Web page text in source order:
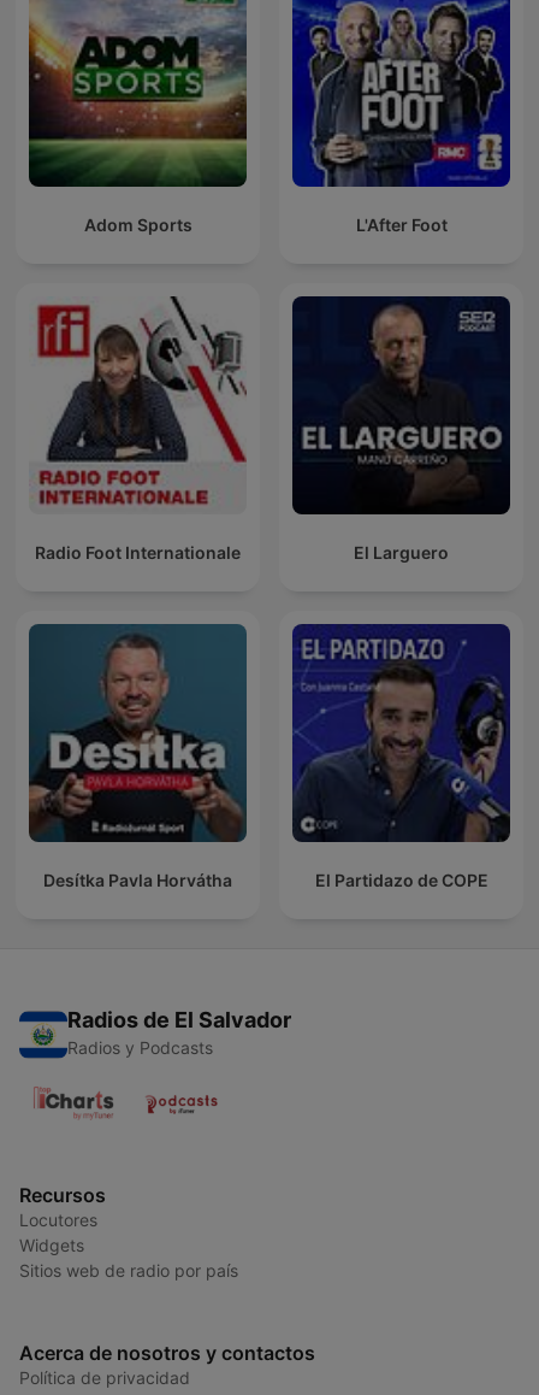
Adom Sports L'After Foot
Radio Foot Internationale El Larguero
Desítka Pavla Horvátha El Partidazo de COPE
Radios de El Salvador
Radios y Podcasts
Recursos
Locutores
Widgets
Sitios web de radio por país
Acerca de nosotros y contactos
Política de privacidad